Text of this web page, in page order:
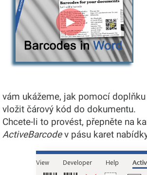
►
vám ukážeme, jak pomocí
vložit čárový kód do dokumentu.
Chcete-li to provést, přepněte na
ActiveBarcodev pásu karet